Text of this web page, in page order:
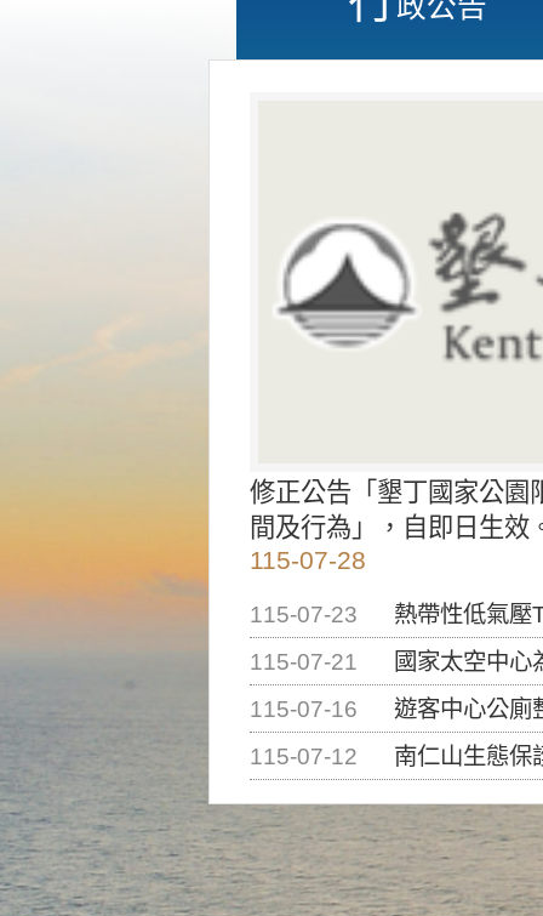
修正公告「墾丁國家公園
間及行為」，自即日生效
115-07-28
115-07-23
熱帶性低氣壓
115-07-21
國家太空中心為辦理
115-07-16
遊客中心公廁
115-07-12
南仁山生態保護區步道已完成